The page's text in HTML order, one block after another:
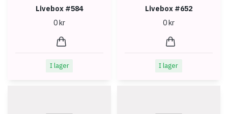
Livebox #584
0 kr
I lager
Livebox #652
0 kr
I lager